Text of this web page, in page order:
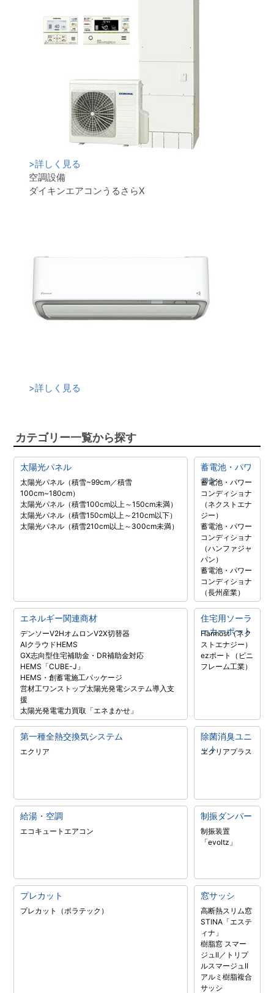
>詳しく見る
空調設備
ダイキンエアコンうるさらX
>詳しく見る
カテゴリー一覧から探す
太陽光パネル
太陽光パネル（積雪~99cm／積雪
100cm~180cm）
太陽光パネル（積雪100cm以上～150cm未満）
太陽光パネル（積雪150cm以上～210cm以下）
太陽光パネル（積雪210cm以上～300cm未満）
蓄電池・パワ
コン
蓄電池・パワー
コンディショナ
（ネクストエナ
ジー）
蓄電池・パワー
コンディショナ
（ハンファジャ
パン）
蓄電池・パワー
コンディショナ
（長州産業）
エネルギー関連商材
デンソーV2HオムロンV2X切替器
AIクラウドHEMS
GX志向型住宅補助金・DR補助金対応
HEMS「CUBE-J」
HEMS・創蓄電施工パッケージ
営材工ワンストップ太陽光発電システム導入支
援
太陽光発電電力買取「エネまかせ」
住宅用ソーラ
ーカーポート
Harmost（ネク
ストエナジー）
ezポート（ビニ
フレーム工業）
第一種全熱交換気システム
エクリア
除菌消臭ユニ
ット
エクリアプラス
給湯・空調
エコキュート エアコン
制振ダンパー
制振装置
「evoltz」
プレカット
プレカット（ポラテック）
窓サッシ
高断熱スリム窓
STINA「エステ
ィナ」
樹脂窓 スマー
ジュII／トリプ
ルスマージュII
アルミ樹脂複合
サッシ